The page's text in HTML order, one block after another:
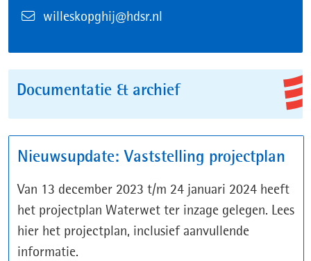
E-
willeskopghij@hdsr.nl
Documentatie & archief
Nieuwsupdate: Vaststelling projectplan
Van 13 december 2023 t/m 24 januari 2024 heeft
het projectplan Waterwet ter inzage gelegen. Lees
hier het projectplan, inclusief aanvullende
informatie.